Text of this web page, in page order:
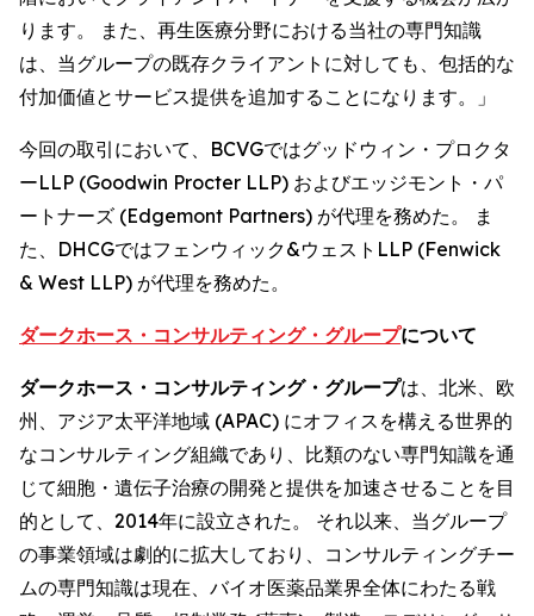
ります。 また、再生医療分野における当社の専門知識
は、当グループの既存クライアントに対しても、包括的な
付加価値とサービス提供を追加することになります。」
今回の取引において、BCVGではグッドウィン・プロクタ
ーLLP (Goodwin Procter LLP) およびエッジモント・パ
ートナーズ (Edgemont Partners) が代理を務めた。 ま
た、DHCGではフェンウィック&ウェストLLP (Fenwick
& West LLP) が代理を務めた。
ダークホース・コンサルティング・グループについて
ダークホース・コンサルティング・グループは、北米、欧
州、アジア太平洋地域 (APAC) にオフィスを構える世界的
なコンサルティング組織であり、比類のない専門知識を通
じて細胞・遺伝子治療の開発と提供を加速させることを目
的として、2014年に設立された。 それ以来、当グループ
の事業領域は劇的に拡大しており、コンサルティングチー
ムの専門知識は現在、バイオ医薬品業界全体にわたる戦